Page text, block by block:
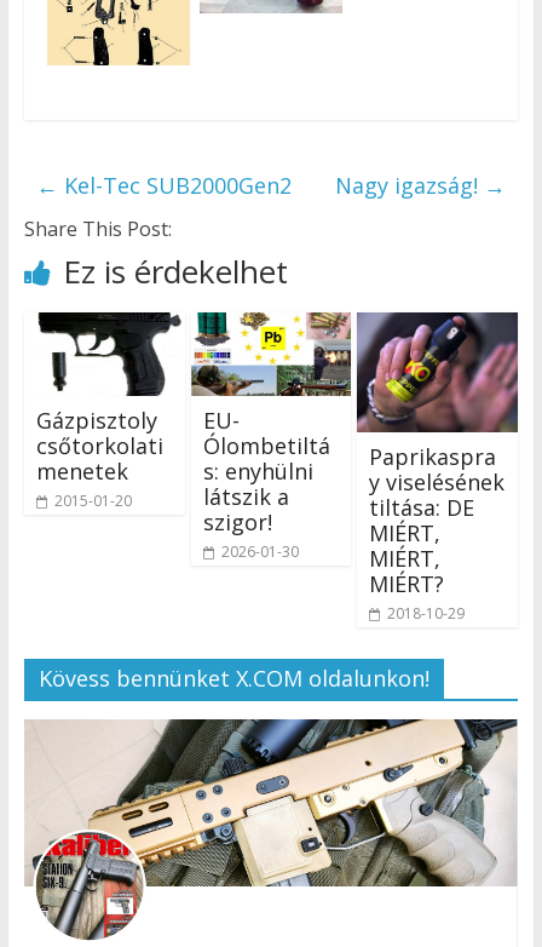
← Kel-Tec SUB2000Gen2 Nagy igazság! →
Share This Post:
Ez is érdekelhet
Gázpisztoly
csőtorkolati
menetek
2015-01-20
EU-
Ólombetiltá
s: enyhülni
látszik a
szigor!
2026-01-30
Paprikaspra
y viselésének
tiltása: DE
MIÉRT,
MIÉRT,
MIÉRT?
2018-10-29
Kövess bennünket X.COM oldalunkon!